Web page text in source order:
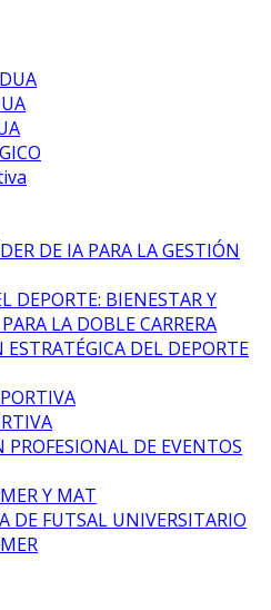
DE IA PARA LA GESTIÓN
DEPORTE: BIENESTAR Y
LA DOBLE CARRERA
DEL DEPORTE
DE EVENTOS
Y MAT
DE FUTSAL UNIVERSITARIO